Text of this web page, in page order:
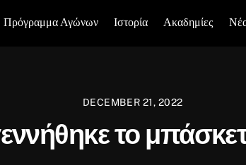
Πρόγραμμα Αγώνων Ιστορία Ακαδημίες
DECEMBER 21, 2022
το